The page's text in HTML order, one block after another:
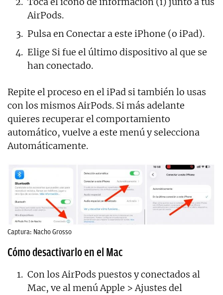
AirPods.
Pulsa en Conectar a este iPhone (o iPad).
Elige Si fue el último dispositivo al que se
han conectado.
Repite el proceso en el iPad si también lo usas
con los mismos AirPods. Si más adelante
quieres recuperar el comportamiento
automático, vuelve a este menú y selecciona
Automáticamente.
Captura: Nacho Grosso
Cómo desactivarlo en el Mac
Con los AirPods puestos y conectados al
Mac, ve al menú Apple > Ajustes del